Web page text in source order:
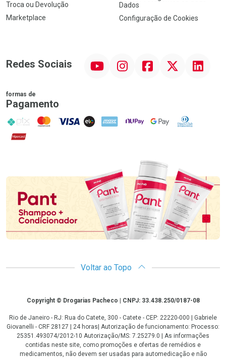
Troca ou Devolução
Marketplace
Dados
Configuração de Cookies
Redes Sociais InstagramFacebookTwitter Linkedin
formas de
Pagamento
PIX MasterCard
VISA ELO AMEX NuPay Google PayDiners Club
Hipercard
Promoção em Destaque
Voltar ao Topo
CopyrightCopyright © Drogarias Pacheco | CNPJ: 33.438.250/0187-08
Rio de Janeiro - RJ: Rua do Catete, 300 - Catete - CEP: 22220-000 | Gabriele
Giovanelli - CRF 28127 | 24 horas| Autorização de funcionamento: Processo:
25351.493074/2012-10 Autorização/MS: 7.25279.0 | As informações
contidas neste site, como promoções e ofertas de remédios e
medicamentos, não devem ser usadas para automedicação e não